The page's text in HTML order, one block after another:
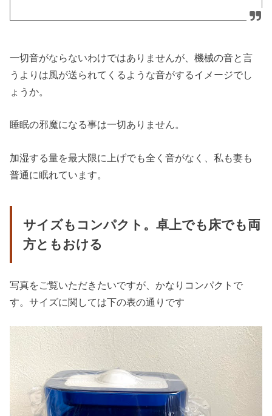
一切音がならないわけではありませんが、機械の音と言
うよりは風が送られてくるような音がするイメージでし
ょうか。
睡眠の邪魔になる事は一切ありません。
加湿する量を最大限に上げでも全く音がなく、私も妻も
普通に眠れています。
サイズもコンパクト。卓上でも床でも両
方ともおける
写真をご覧いただきたいですが、かなりコンパクトで
す。サイズに関しては下の表の通りです